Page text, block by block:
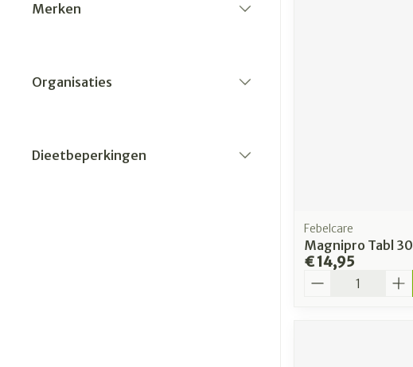
Merken
Organisaties
Dieetbeperkingen
Febelcare
Magnipro Tabl 30
€ 14,95